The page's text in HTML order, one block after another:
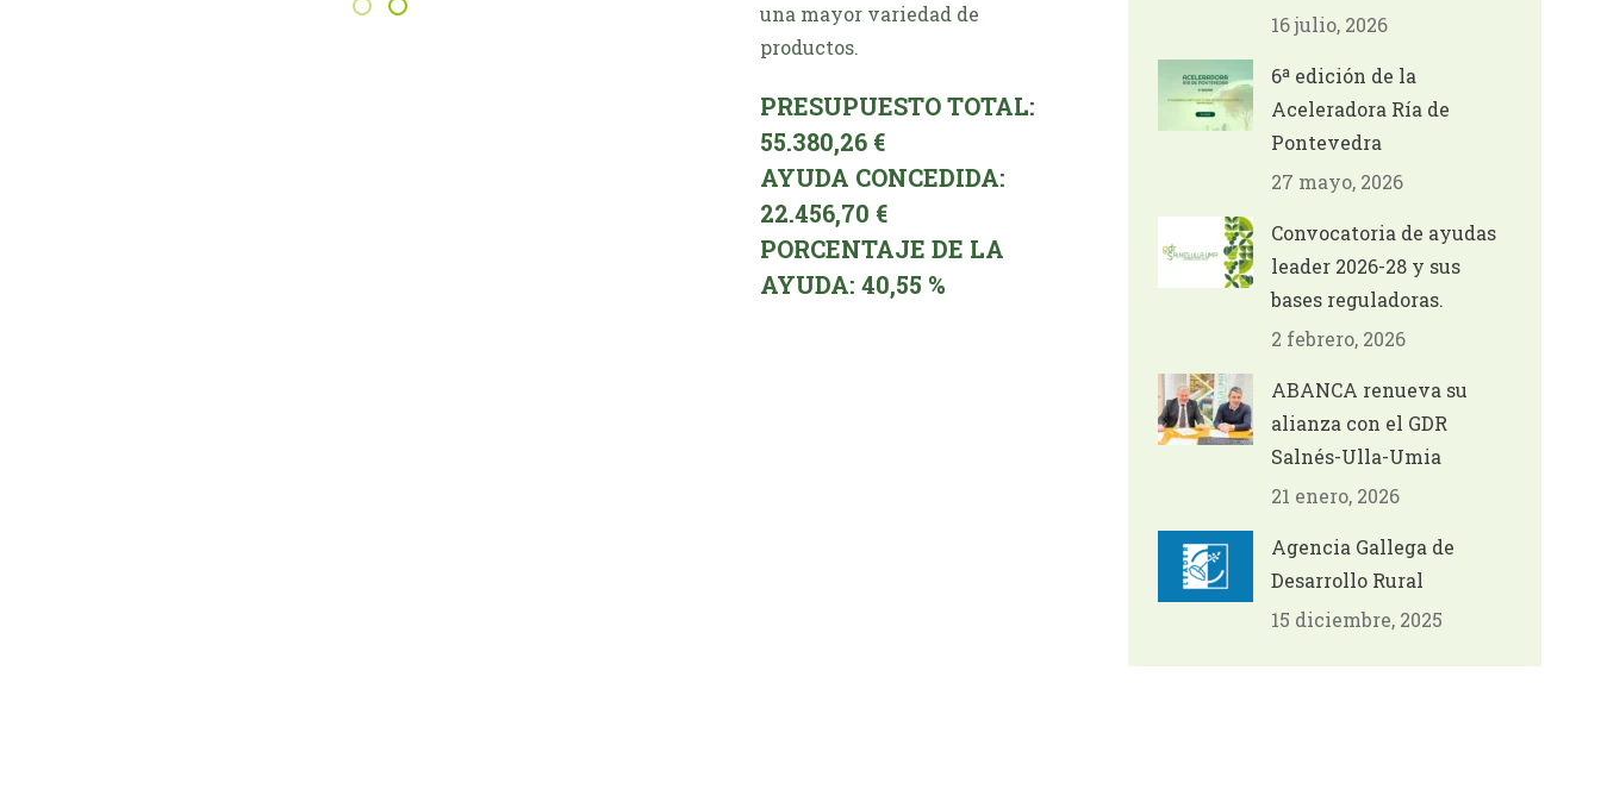
una mayor variedad de
productos.
PRESUPUESTO TOTAL:
55.380,26 €
AYUDA CONCEDIDA:
22.456,70 €
PORCENTAJE DE LA
AYUDA: 40,55 %
16 julio, 2026
6ª edición de la
Aceleradora Ría de
Pontevedra
27 mayo, 2026
Convocatoria de ayudas
leader 2026-28 y sus
bases reguladoras.
2 febrero, 2026
ABANCA renueva su
alianza con el GDR
Salnés-Ulla-Umia
21 enero, 2026
Agencia Gallega de
Desarrollo Rural
15 diciembre, 2025